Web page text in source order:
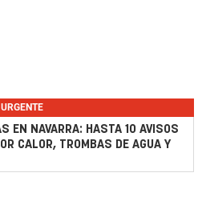
URGENTE
EN NAVARRA: HASTA 10 AVISOS
CALOR, TROMBAS DE AGUA Y